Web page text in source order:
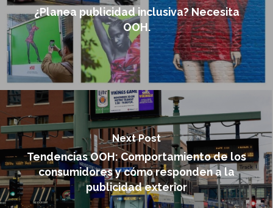
¿Planea publicidad inclusiva? Necesita
OOH.
Next Post
Tendencias OOH: Comportamiento de los
consumidores y cómo responden a la
publicidad exterior